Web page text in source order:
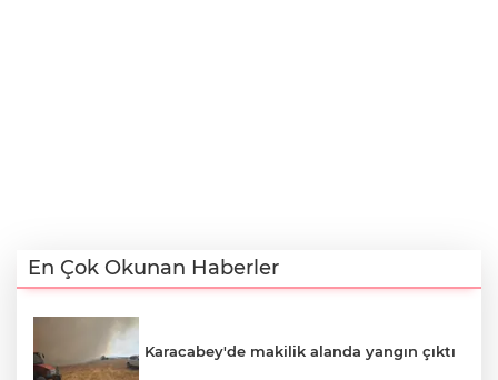
En Çok Okunan Haberler
Karacabey'de makilik alanda yangın çıktı